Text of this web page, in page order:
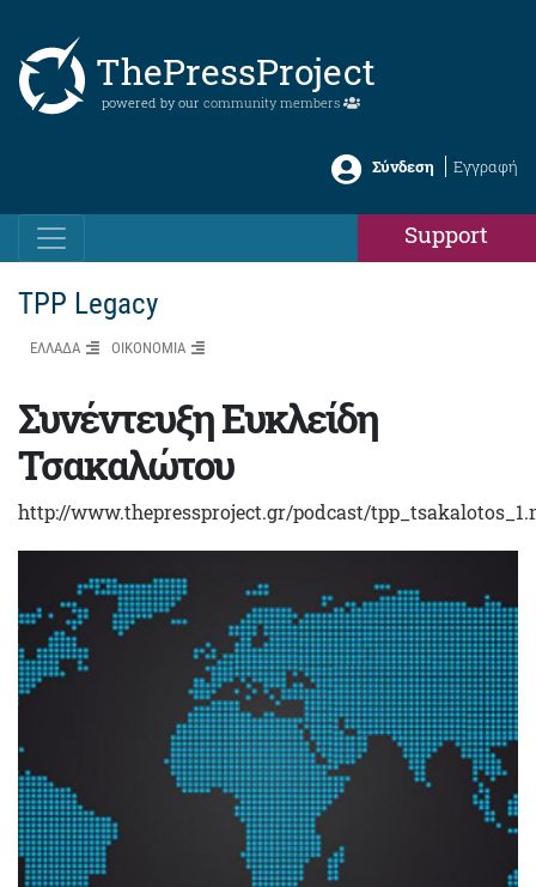
ThePressProject
powered by our community members
Σύνδεση Εγγραφή
Support
TPP Legacy
ΕΛΛΑΔΑ ΟΙΚΟΝΟΜΙΑ
Συνέντευξη Ευκλείδη
Τσακαλώτου
http://www.thepressproject.gr/podcast/